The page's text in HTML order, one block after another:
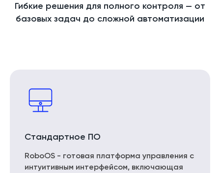
Гибкие решения для полного контроля — от
базовых задач до сложной автоматизации
Стандартное ПО
RoboOS - готовая платформа управления с
интуитивным интерфейсом, включающая